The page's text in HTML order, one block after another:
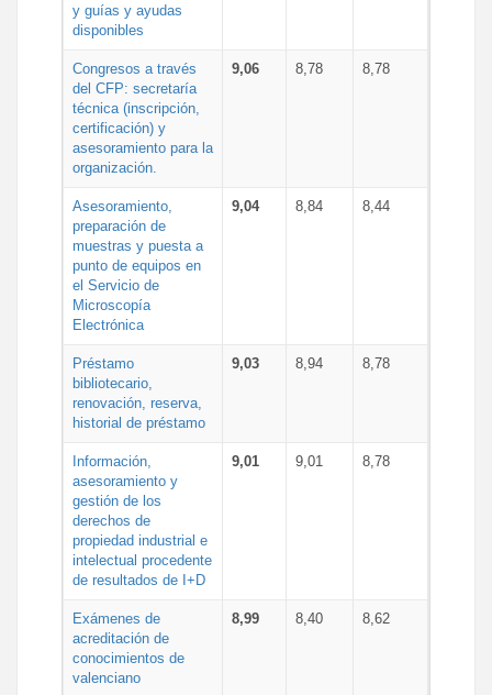
y guías y ayudas
disponibles
Congresos a través
del CFP: secretaría
técnica (inscripción,
certificación) y
asesoramiento para la
organización.
9,06 8,78 8,78
Asesoramiento,
preparación de
muestras y puesta a
punto de equipos en
el Servicio de
Microscopía
Electrónica
9,04 8,84 8,44
Préstamo
bibliotecario,
renovación, reserva,
historial de préstamo
9,03 8,94 8,78
Información,
asesoramiento y
gestión de los
derechos de
propiedad industrial e
intelectual procedente
de resultados de I+D
9,01 9,01 8,78
Exámenes de
acreditación de
conocimientos de
valenciano
8,99 8,40 8,62